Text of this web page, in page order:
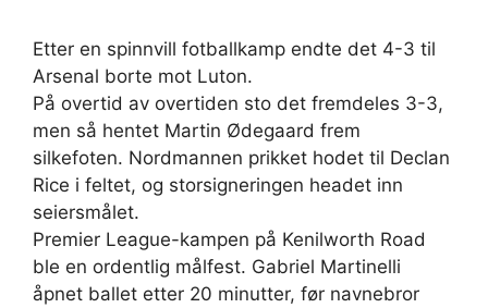
Etter en spinnvill fotballkamp endte det 4-3 til
Arsenal borte mot Luton.
På overtid av overtiden sto det fremdeles 3-3,
men så hentet Martin Ødegaard frem
silkefoten. Nordmannen prikket hodet til Declan
Rice i feltet, og storsigneringen headet inn
seiersmålet.
Premier League-kampen på Kenilworth Road
ble en ordentlig målfest. Gabriel Martinelli
åpnet ballet etter 20 minutter, før navnebror